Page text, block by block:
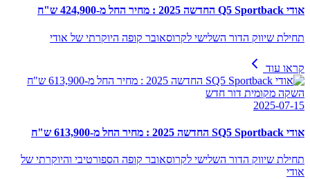
אודי Q5 Sportback החדשה 2025 : מחיר החל מ-424,900 ש"ח
תחילת שיווק הדור השלישי לקרוסאובר קופה היוקרתי של אודי
קראו עוד
השקה מקומית דור חדש
2025-07-15
אודי SQ5 Sportback החדשה 2025 : מחיר החל מ-613,900 ש"ח
תחילת שיווק הדור השלישי לקרוסאובר קופה הספורטיבי והיוקרתי של
אודי